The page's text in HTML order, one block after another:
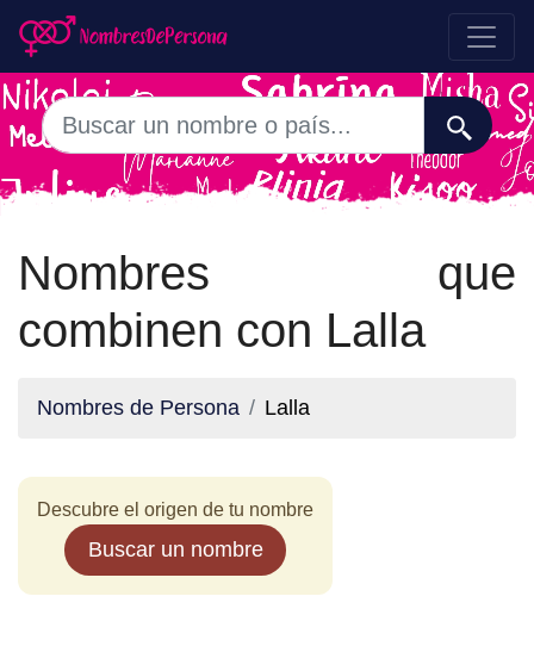
Nombres que
combinen con Lalla
Nombres de Persona Lalla
Descubre el origen de tu nombre
Buscar un nombre